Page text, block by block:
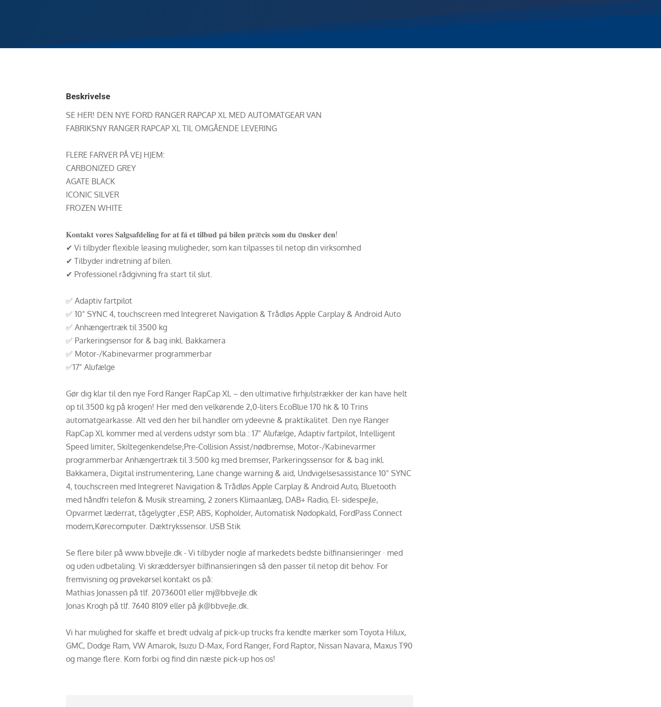
Beskrivelse
SE HER! DEN NYE FORD RANGER RAPCAP XL MED AUTOMATGEAR VAN
FABRIKSNY RANGER RAPCAP XL TIL OMGÅENDE LEVERING
FLERE FARVER PÅ VEJ HJEM:
CARBONIZED GREY
AGATE BLACK
ICONIC SILVER
FROZEN WHITE
𝐊𝐨𝐧𝐭𝐚𝐤𝐭 𝐯𝐨𝐫𝐞𝐬 𝐒𝐚𝐥𝐠𝐬𝐚𝐟𝐝𝐞𝐥𝐢𝐧𝐠 𝐟𝐨𝐫 𝐚𝐭 𝐟𝐚̊ 𝐞𝐭 𝐭𝐢𝐥𝐛𝐮𝐝 𝐩𝐚̊ 𝐛𝐢𝐥𝐞𝐧 𝐩𝐫æ𝐜𝐢𝐬 𝐬𝐨𝐦 𝐝𝐮 ø𝐧𝐬𝐤𝐞𝐫 𝐝𝐞𝐧!
✔ Vi tilbyder flexible leasing muligheder, som kan tilpasses til netop din virksomhed
✔ Tilbyder indretning af bilen.
✔ Professionel rådgivning fra start til slut.
✅ Adaptiv fartpilot
✅ 10" SYNC 4, touchscreen med Integreret Navigation & Trådløs Apple Carplay & Android Auto
✅ Anhængertræk til 3500 kg
✅ Parkeringsensor for & bag inkl. Bakkamera
✅ Motor-/Kabinevarmer programmerbar
✅17" Alufælge
Gør dig klar til den nye Ford Ranger RapCap XL – den ultimative firhjulstrækker der kan have helt
op til 3500 kg på krogen! Her med den velkørende 2,0-liters EcoBlue 170 hk & 10 Trins
automatgearkasse. Alt ved den her bil handler om ydeevne & praktikalitet. Den nye Ranger
RapCap XL kommer med al verdens udstyr som bla.: 17" Alufælge, Adaptiv fartpilot, Intelligent
Speed limiter, Skiltegenkendelse,Pre-Collision Assist/nødbremse, Motor-/Kabinevarmer
programmerbar Anhængertræk til 3.500 kg med bremser, Parkeringssensor for & bag inkl.
Bakkamera, Digital instrumentering, Lane change warning & aid, Undvigelsesassistance 10" SYNC
4, touchscreen med Integreret Navigation & Trådløs Apple Carplay & Android Auto, Bluetooth
med håndfri telefon & Musik streaming, 2 zoners Klimaanlæg, DAB+ Radio, El- sidespejle,
Opvarmet læderrat, tågelygter ,ESP, ABS, Kopholder, Automatisk Nødopkald, FordPass Connect
modem,Kørecomputer. Dæktrykssensor. USB Stik
Se flere biler på www.bbvejle.dk - Vi tilbyder nogle af markedets bedste bilfinansieringer · med
og uden udbetaling. Vi skræddersyer bilfinansieringen så den passer til netop dit behov. For
fremvisning og prøvekørsel kontakt os på:
Mathias Jonassen på tlf. 20736001 eller mj@bbvejle.dk
Jonas Krogh på tlf. 7640 8109 eller på jk@bbvejle.dk.
Vi har mulighed for skaffe et bredt udvalg af pick-up trucks fra kendte mærker som Toyota Hilux,
GMC, Dodge Ram, VW Amarok, Isuzu D-Max, Ford Ranger, Ford Raptor, Nissan Navara, Maxus T90
og mange flere. Kom forbi og find din næste pick-up hos os!